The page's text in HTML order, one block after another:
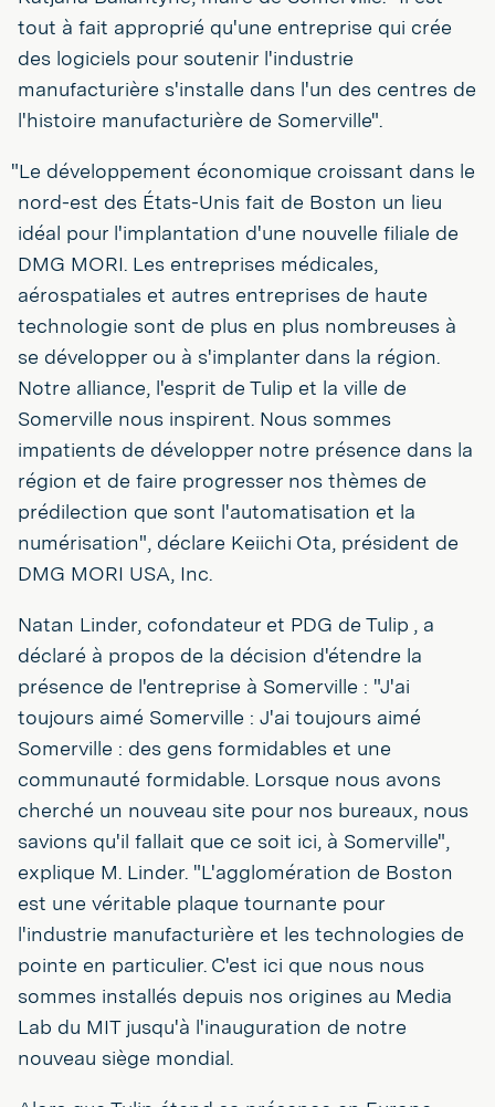
tout à fait approprié qu'une entreprise qui crée
des logiciels pour soutenir l'industrie
manufacturière s'installe dans l'un des centres de
l'histoire manufacturière de Somerville".
"Le développement économique croissant dans le
nord-est des États-Unis fait de Boston un lieu
idéal pour l'implantation d'une nouvelle filiale de
DMG MORI. Les entreprises médicales,
aérospatiales et autres entreprises de haute
technologie sont de plus en plus nombreuses à
se développer ou à s'implanter dans la région.
Notre alliance, l'esprit de Tulip et la ville de
Somerville nous inspirent. Nous sommes
impatients de développer notre présence dans la
région et de faire progresser nos thèmes de
prédilection que sont l'automatisation et la
numérisation", déclare Keiichi Ota, président de
DMG MORI USA, Inc.
Natan Linder, cofondateur et PDG de Tulip , a
déclaré à propos de la décision d'étendre la
présence de l'entreprise à Somerville : "J'ai
toujours aimé Somerville : J'ai toujours aimé
Somerville : des gens formidables et une
communauté formidable. Lorsque nous avons
cherché un nouveau site pour nos bureaux, nous
savions qu'il fallait que ce soit ici, à Somerville",
explique M. Linder. "L'agglomération de Boston
est une véritable plaque tournante pour
l'industrie manufacturière et les technologies de
pointe en particulier. C'est ici que nous nous
sommes installés depuis nos origines au Media
Lab du MIT jusqu'à l'inauguration de notre
nouveau siège mondial.